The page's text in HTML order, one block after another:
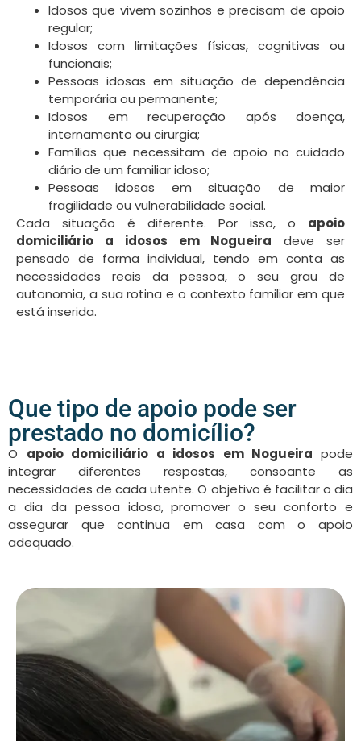
Idosos que vivem sozinhos e precisam de apoio
regular;
Idosos com limitações físicas, cognitivas ou
funcionais;
Pessoas idosas em situação de dependência
temporária ou permanente;
Idosos em recuperação após doença,
internamento ou cirurgia;
Famílias que necessitam de apoio no cuidado
diário de um familiar idoso;
Pessoas idosas em situação de maior
fragilidade ou vulnerabilidade social.
Cada situação é diferente. Por isso, o apoio
domiciliário a idosos em Nogueira deve ser
pensado de forma individual, tendo em conta as
necessidades reais da pessoa, o seu grau de
autonomia, a sua rotina e o contexto familiar em que
está inserida.
Que tipo de apoio pode ser
prestado no domicílio?
O apoio domiciliário a idosos em Nogueirapode
integrar diferentes respostas, consoante as
necessidades de cada utente. O objetivo é facilitar o dia
a dia da pessoa idosa, promover o seu conforto e
assegurar que continua em casa com o apoio
adequado.